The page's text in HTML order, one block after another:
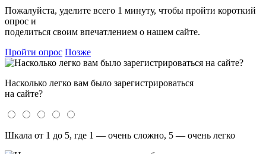
Пожалуйста, уделите всего 1 минуту, чтобы пройти короткий
опрос и
поделиться своим впечатлением о нашем сайте.
Пройти опрос Позже
Насколько легко вам было зарегистрироваться
на сайте?
Шкала от 1 до 5, где 1 — очень сложно, 5 — очень легко